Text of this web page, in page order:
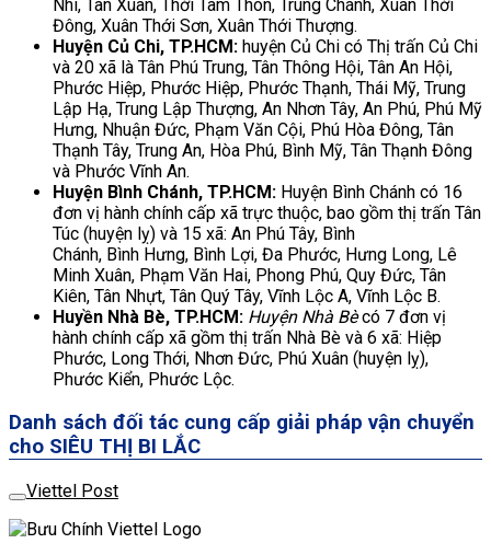
Nhì, Tân Xuân, Thới Tam Thôn, Trung Chánh, Xuân Thới
Đông, Xuân Thới Sơn, Xuân Thới Thượng.
Huyện Củ Chi, TP.HCM: huyện Củ Chi có Thị trấn Củ Chi
và 20 xã là Tân Phú Trung, Tân Thông Hội, Tân An Hội,
Phước Hiệp, Phước Hiệp, Phước Thạnh, Thái Mỹ, Trung
Lập Hạ, Trung Lập Thượng, An Nhơn Tây, An Phú, Phú Mỹ
Hưng, Nhuận Đức, Phạm Văn Cội, Phú Hòa Đông, Tân
Thạnh Tây, Trung An, Hòa Phú, Bình Mỹ, Tân Thạnh Đông
và Phước Vĩnh An.
Huyện Bình Chánh, TP.HCM: Huyện Bình Chánh có 16
đơn vị hành chính cấp xã trực thuộc, bao gồm thị trấn Tân
Túc (huyện lỵ) và 15 xã: An Phú Tây, Bình
Chánh, Bình Hưng, Bình Lợi, Đa Phước, Hưng Long, Lê
Minh Xuân, Phạm Văn Hai, Phong Phú, Quy Đức, Tân
Kiên, Tân Nhựt, Tân Quý Tây, Vĩnh Lộc A, Vĩnh Lộc B.
Huyền Nhà Bè, TP.HCM: Huyện Nhà Bècó 7 đơn vị
hành chính cấp xã gồm thị trấn Nhà Bè và 6 xã: Hiệp
Phước, Long Thới, Nhơn Đức, Phú Xuân (huyện lỵ),
Phước Kiển, Phước Lộc.
Danh sách đối tác cung cấp giải pháp vận chuyển
cho SIÊU THỊ BI LẮC
Viettel Post